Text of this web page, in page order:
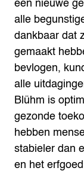
alle
dankbaar dat
gemaakt
bevlogen,
alle
Blühm is
gezonde
hebben
stabieler dan
en het